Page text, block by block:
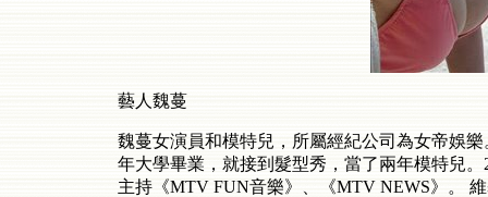
藝人魏蔓
魏蔓女演員和模特兒，所屬經紀公司為女帝娛
年大學畢業，就接到髮型秀，當了兩年模特兒。
主持《MTV FUN音樂》、《MTV NEWS》。